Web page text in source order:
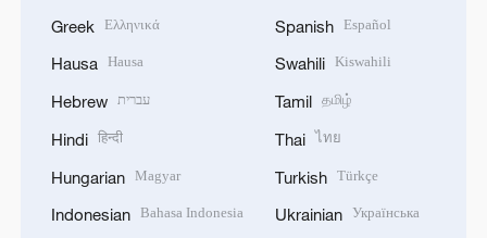
Greek Ελληνικά
Hausa Hausa
Hebrew עברית
Hindi हिन्दी
Hungarian Magyar
Indonesian Bahasa Indonesia
Spanish Español
Swahili Kiswahili
Tamil தமிழ்
Thai ไทย
Turkish Türkçe
Ukrainian Українська